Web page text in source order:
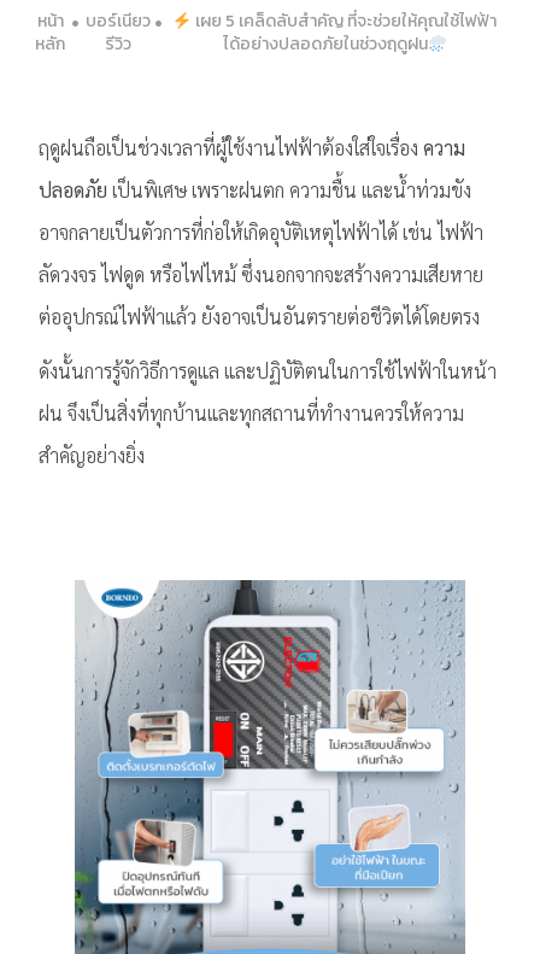
หน้า
หลัก
บอร์เนียว
รีวิว
เผย 5 เคล็ดลับสำคัญ ที่จะช่วยให้คุณใช้ไฟฟ้า
ได้อย่างปลอดภัยในช่วงฤดูฝน
ฤดูฝนถือเป็นช่วงเวลาที่ผู้ใช้งานไฟฟ้าต้องใส่ใจเรื่องความ
ปลอดภัย เป็นพิเศษ เพราะฝนตก ความชื้น และน้ำท่วมขัง
อาจกลายเป็นตัวการที่ก่อให้เกิดอุบัติเหตุไฟฟ้าได้ เช่น ไฟฟ้า
ลัดวงจร ไฟดูด หรือไฟไหม้ ซึ่งนอกจากจะสร้างความเสียหาย
ต่ออุปกรณ์ไฟฟ้าแล้ว ยังอาจเป็นอันตรายต่อชีวิตได้โดยตรง
ดังนั้นการรู้จักวิธีการดูแล และปฏิบัติตนในการใช้ไฟฟ้าในหน้า
ฝน จึงเป็นสิ่งที่ทุกบ้านและทุกสถานที่ทำงานควรให้ความ
สำคัญอย่างยิ่ง